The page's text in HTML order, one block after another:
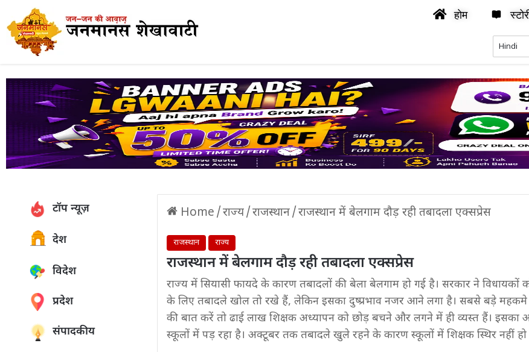
होम
टॉप न्यूज़
देश
विदेश
प्रदेश
संपादकीय
Home /राज्य/राजस्थान/राजस्थान में बेलगाम दौड़ रही तबादला एक्सप्रेस
राजस्थान राज्य
राजस्थान में बेलगाम दौड़ रही तबादला एक्सप्रेस
राज्य में सियासी फायदे के कारण तबादलों की बेला बेलगाम हो गई है। सरकार ने
के लिए तबादले खोल तो रखे हैं, लेकिन इसका दुष्प्रभाव नजर आने लगा है। सबसे बड़े महकमे
की बात करें तो ढाई लाख शिक्षक अध्यापन को छोड़ बचने और लगने में ही व्यस्त हैं। इसका
स्कूलों में पड़ रहा है। अक्टूबर तक तबादले खुले रहने के कारण स्कूलों में शिक्षक स्थिर नहीं हो